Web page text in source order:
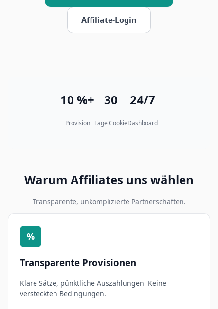
Affiliate-Login
10 %+
Provision
30
Tage Cookie
24/7
Dashboard
Warum Affiliates uns wählen
Transparente, unkomplizierte Partnerschaften.
%
Transparente Provisionen
Klare Sätze, pünktliche Auszahlungen. Keine
versteckten Bedingungen.